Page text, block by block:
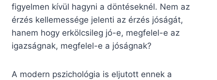
figyelmen kívül hagyni a döntéseknél. Nem az
érzés kellemessége jelenti az érzés jóságát,
hanem hogy erkölcsileg jó-e, megfelel-e az
igazságnak, megfelel-e a jóságnak?
A modern pszichológia is eljutott ennek a